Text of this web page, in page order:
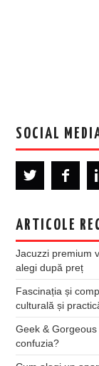
SOCIAL
ARTICOLE
Jacuzzi premium
alegi după preț
Fascinația și
culturală și
Geek &
confuzia?